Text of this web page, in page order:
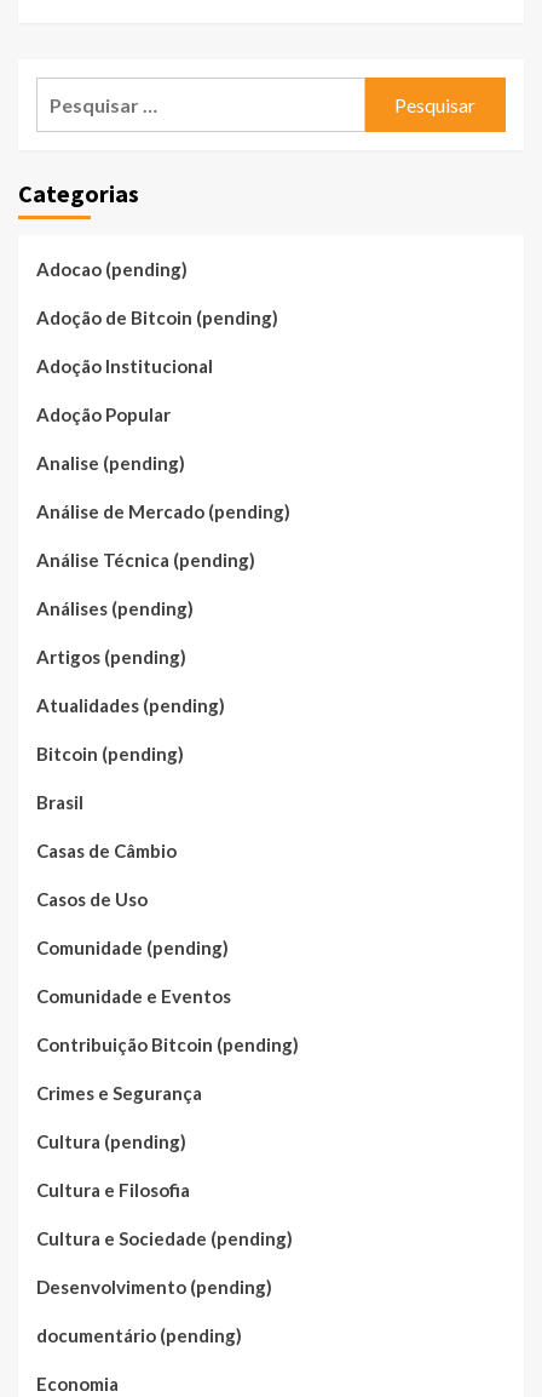
Categorias
Adocao (pending)
Adoção de Bitcoin (pending)
Adoção Institucional
Adoção Popular
Analise (pending)
Análise de Mercado (pending)
Análise Técnica (pending)
Análises (pending)
Artigos (pending)
Atualidades (pending)
Bitcoin (pending)
Brasil
Casas de Câmbio
Casos de Uso
Comunidade (pending)
Comunidade e Eventos
Contribuição Bitcoin (pending)
Crimes e Segurança
Cultura (pending)
Cultura e Filosofia
Cultura e Sociedade (pending)
Desenvolvimento (pending)
documentário (pending)
Economia